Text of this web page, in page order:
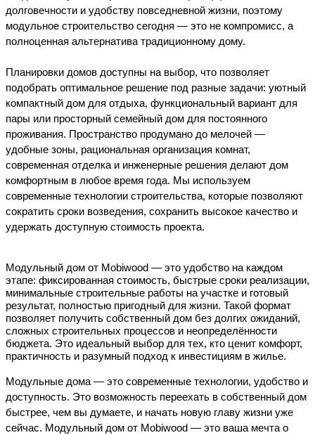
долговечности и удобству повседневной жизни, поэтому
модульное строительство сегодня — это не компромисс, а
полноценная альтернатива традиционному дому.
Планировки домов доступны на выбор, что позволяет
подобрать оптимальное решение под разные задачи: уютный
компактный дом для отдыха, функциональный вариант для
пары или просторный семейный дом для постоянного
проживания. Пространство продумано до мелочей —
удобные зоны, рациональная организация комнат,
современная отделка и инженерные решения делают дом
комфортным в любое время года. Мы используем
современные технологии строительства, которые позволяют
сократить сроки возведения, сохранить высокое качество и
удержать доступную стоимость проекта.
Модульный дом от Mobiwood — это удобство на каждом
этапе: фиксированная стоимость, быстрые сроки реализации,
минимальные строительные работы на участке и готовый
результат, полностью пригодный для жизни. Такой формат
позволяет получить собственный дом без долгих ожиданий,
сложных строительных процессов и неопределённости
бюджета. Это идеальный выбор для тех, кто ценит комфорт,
практичность и разумный подход к инвестициям в жилье.
Модульные дома — это современные технологии, удобство и
доступность. Это возможность переехать в собственный дом
быстрее, чем вы думаете, и начать новую главу жизни уже
сейчас. Модульный дом от Mobiwood — это ваша мечта о